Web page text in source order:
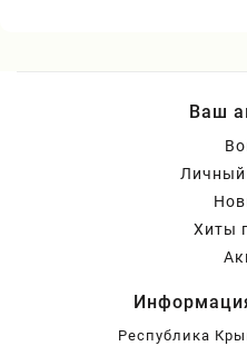
Ваш
Личный
Хиты
Республика